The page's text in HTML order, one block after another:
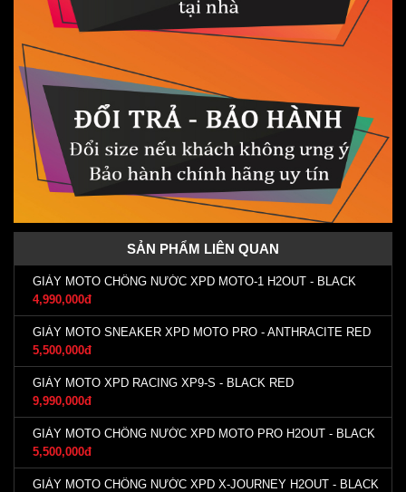
SẢN PHẨM LIÊN QUAN
GIÀY MOTO CHỐNG NƯỚC XPD MOTO-1 H2OUT - BLACK
4,990,000đ
GIÀY MOTO SNEAKER XPD MOTO PRO - ANTHRACITE RED
5,500,000đ
GIÀY MOTO XPD RACING XP9-S - BLACK RED
9,990,000đ
GIÀY MOTO CHỐNG NƯỚC XPD MOTO PRO H2OUT - BLACK
5,500,000đ
GIÀY MOTO CHỐNG NƯỚC XPD X-JOURNEY H2OUT - BLACK